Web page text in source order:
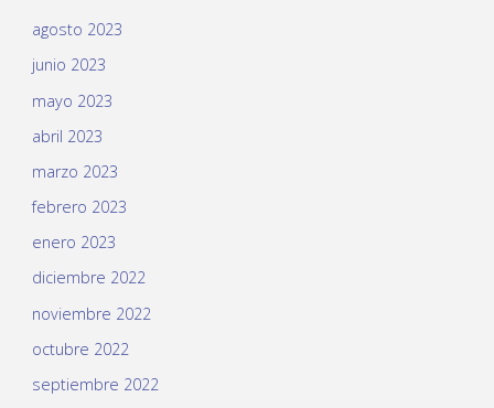
agosto 2023
junio 2023
mayo 2023
abril 2023
marzo 2023
febrero 2023
enero 2023
diciembre 2022
noviembre 2022
octubre 2022
septiembre 2022